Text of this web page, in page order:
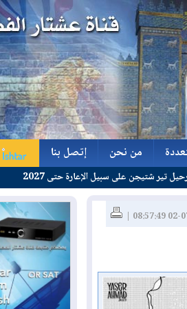
من نحن
من نحن
إتصل بنا
إتصل بناسبيل الإعارة حتى 2027